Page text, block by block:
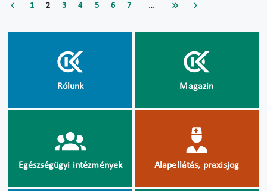
1 2 3 4 5 6 7 …
Rólunk Magazin
Egészségügyi intézmények Alapellátás, praxisjog